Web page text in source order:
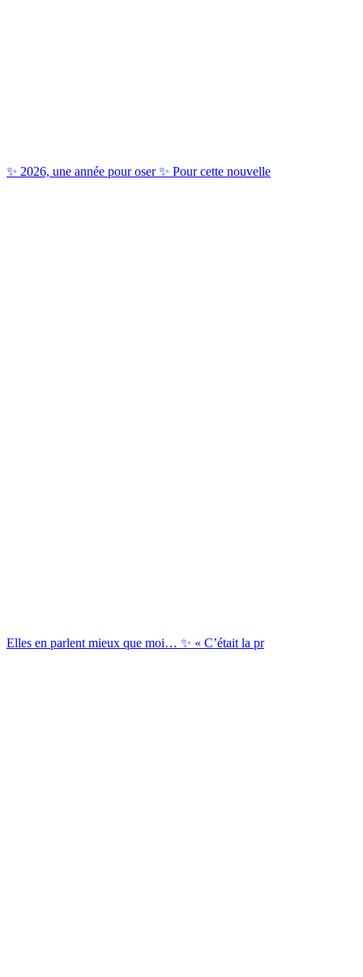
✨ 2026, une année pour oser ✨ Pour cette nouvelle
Elles en parlent mieux que moi… ✨ « C’était la pr